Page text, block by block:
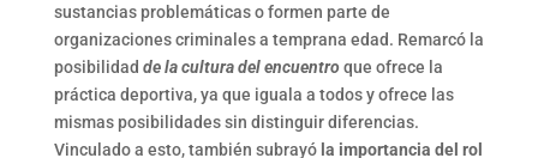
sustancias problemáticas o formen parte de
organizaciones criminales a temprana edad. Remarcó la
posibilidad de la cultura del encuentroque ofrece la
práctica deportiva, ya que iguala a todos y ofrece las
mismas posibilidades sin distinguir diferencias.
Vinculado a esto, también subrayóla importancia del rol